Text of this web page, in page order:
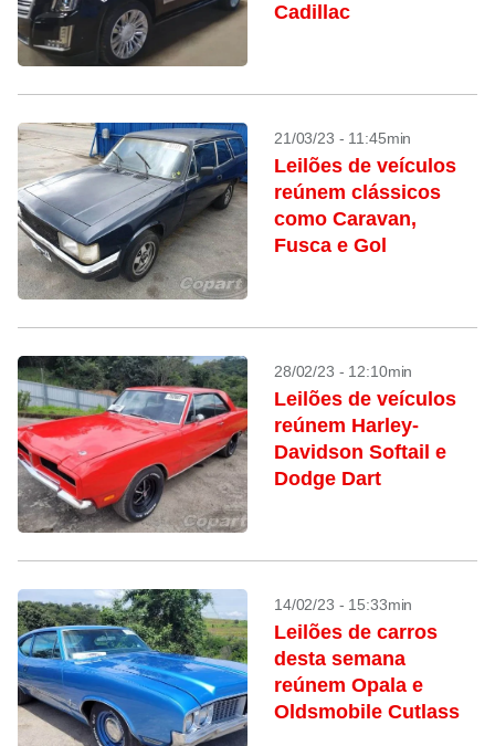
Cadillac
21/03/23 - 11:45min
Leilões de veículos
reúnem clássicos
como Caravan,
Fusca e Gol
28/02/23 - 12:10min
Leilões de veículos
reúnem Harley-
Davidson Softail e
Dodge Dart
14/02/23 - 15:33min
Leilões de carros
desta semana
reúnem Opala e
Oldsmobile Cutlass